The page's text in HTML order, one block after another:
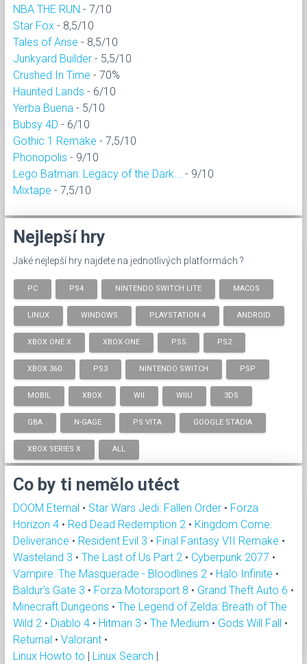
NBA THE RUN - 7/10
Star Fox - 8,5/10
Tales of Arise - 8,5/10
Junkyard Builder - 5,5/10
Crushed In Time - 70%
Haunted Lands - 6/10
Yerba Buena - 5/10
Bubsy 4D - 6/10
Gothic 1 Remake - 7,5/10
Phonopolis - 9/10
Lego Batman: Legacy of the Dark...
- 9/10
Mixtape - 7,5/10
Nejlepší hry
Jaké nejlepší hry najdete na jednotlivých platformách ?
PC PS4 NINTENDO SWITCH LITE MACOS
LINUX WINDOWS PLAYSTATION 4 ANDROID
XBOX ONE X XBOX-ONE PS5 PS2
XBOX 360 PS3 NINTENDO SWITCH PSP
MOBIL XBOX WII WIIU 3DS
GBA N-GAGE PS VITA GOOGLE STADIA
XBOX SERIES X ALL
Co by ti nemělo utéct
DOOM Eternal • Star Wars Jedi: Fallen Order • Forza
Horizon 4 • Red Dead Redemption 2 • Kingdom Come:
Deliverance • Resident Evil 3 • Final Fantasy VII Remake •
Wasteland 3 • The Last of Us Part 2 • Cyberpunk 2077 •
Vampire: The Masquerade - Bloodlines 2 • Halo Infinite •
Baldur's Gate 3 • Forza Motorsport 8 • Grand Theft Auto 6 •
Minecraft Dungeons • The Legend of Zelda: Breath of The
Wild 2 • Diablo 4 • Hitman 3 • The Medium • Gods Will Fall •
Returnal • Valorant •
Linux Howto to | Linux Search |